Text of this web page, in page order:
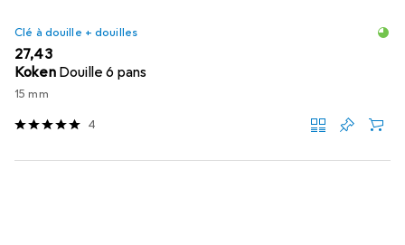
Clé à douille + douilles
EUR
27,43
Koken Douille 6 pans
15 mm
4